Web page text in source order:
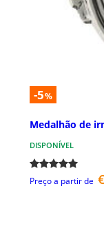
-5%
Medalhão de
DISPONÍVEL
Preço a partir de